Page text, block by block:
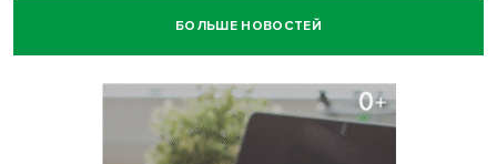
Отправил инвалида на СВО и получил его «посмертные»
Андрей Травников поздравил новосибирцев с
БОЛЬШЕ НОВОСТЕЙ